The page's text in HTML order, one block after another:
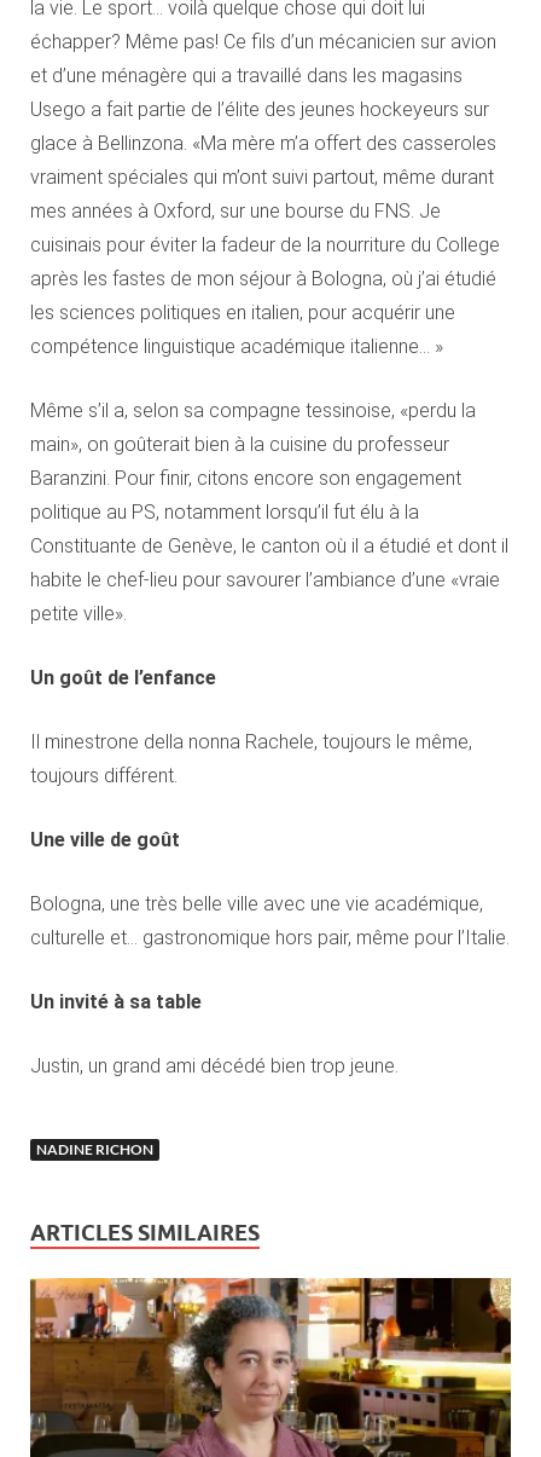
la vie. Le sport… voilà quelque chose qui doit lui
échapper? Même pas! Ce fils d’un mécanicien sur avion
et d’une ménagère qui a travaillé dans les magasins
Usego a fait partie de l’élite des jeunes hockeyeurs sur
glace à Bellinzona. «Ma mère m’a offert des casseroles
vraiment spéciales qui m’ont suivi partout, même durant
mes années à Oxford, sur une bourse du FNS. Je
cuisinais pour éviter la fadeur de la nourriture du College
après les fastes de mon séjour à Bologna, où j’ai étudié
les sciences politiques en italien, pour acquérir une
compétence linguistique académique italienne… »
Même s’il a, selon sa compagne tessinoise, «perdu la
main», on goûterait bien à la cuisine du professeur
Baranzini. Pour finir, citons encore son engagement
politique au PS, notamment lorsqu’il fut élu à la
Constituante de Genève, le canton où il a étudié et dont il
habite le chef-lieu pour savourer l’ambiance d’une «vraie
petite ville».
Un goût de l’enfance
Il minestrone della nonna Rachele, toujours le même,
toujours différent.
Une ville de goût
Bologna, une très belle ville avec une vie académique,
culturelle et… gastronomique hors pair, même pour l’Italie.
Un invité à sa table
Justin, un grand ami décédé bien trop jeune.
NADINE RICHON
ARTICLES SIMILAIRES